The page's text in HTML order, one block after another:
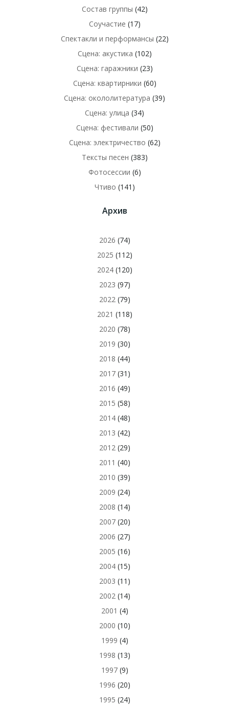
Состав группы (42)
Соучастие (17)
Спектакли и перформансы (22)
Сцена: акустика (102)
Сцена: гаражники (23)
Сцена: квартирники (60)
Сцена: окололитература (39)
Сцена: улица (34)
Сцена: фестивали (50)
Сцена: электричество (62)
Тексты песен (383)
Фотосессии (6)
Чтиво (141)
Архив
2026 (74)
2025 (112)
2024(120)
2023 (97)
2022(79)
2021 (118)
2020 (78)
2019 (30)
2018 (44)
2017(31)
2016 (49)
2015 (58)
2014(48)
2013 (42)
2012(29)
2011 (40)
2010 (39)
2009 (24)
2008 (14)
2007(20)
2006 (27)
2005 (16)
2004(15)
2003 (11)
2002(14)
2001 (4)
2000 (10)
1999 (4)
1998 (13)
1997(9)
1996 (20)
1995 (24)